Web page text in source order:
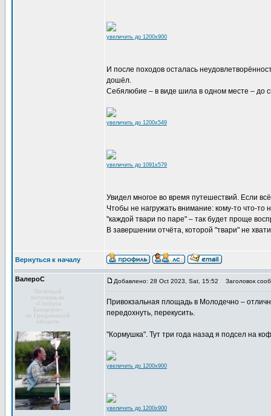
увеличить до 1200x900
И после походов осталась
дошёл.
Себялюбие – в виде шила в одном месте – до
увеличить до 1200x549
увеличить до 1091x579
Увидел многое во время путешествий. Если
Чтобы не нагружать внимание: кому-то что-
"каждой твари по паре" – так будет проще
В завершении отчёта, которой "твари" не
Вернуться к началу
ВалероС
Почётный
веломаньяк
«Глобуса
Беларуси»
по Гродненской
области
Добавлено: 28 Oct 2023, Sat, 15:52 Заголовок
Привокзальная площадь в Молодечно –
передохнуть, перекусить.
"Кормушка". Тут три года назад я подсел на
увеличить до 1200x900
увеличить до 1200x900